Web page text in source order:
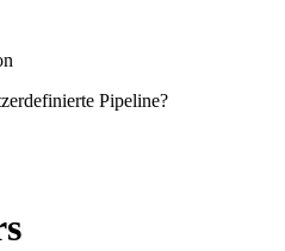
Pipeline?